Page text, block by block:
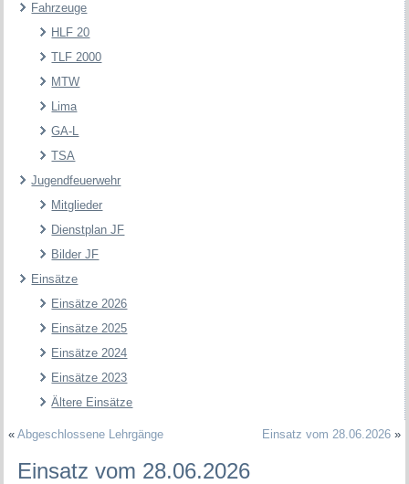
Fahrzeuge
HLF 20
TLF 2000
MTW
Lima
GA-L
TSA
Jugendfeuerwehr
Mitglieder
Dienstplan JF
Bilder JF
Einsätze
Einsätze 2026
Einsätze 2025
Einsätze 2024
Einsätze 2023
Ältere Einsätze
«Abgeschlossene Lehrgänge Einsatz vom 28.06.2026»
Einsatz vom 28.06.2026